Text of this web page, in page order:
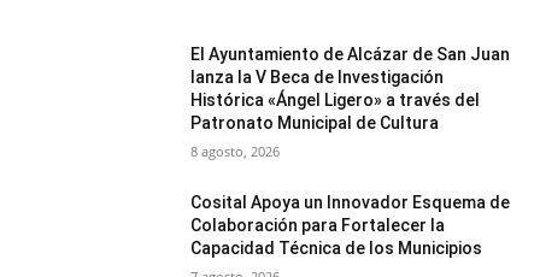
El Ayuntamiento de Alcázar de San Juan
lanza la V Beca de Investigación
Histórica «Ángel Ligero» a través del
Patronato Municipal de Cultura
8 agosto, 2026
Cosital Apoya un Innovador Esquema de
Colaboración para Fortalecer la
Capacidad Técnica de los Municipios